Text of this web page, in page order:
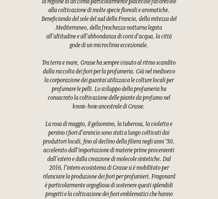
la regione di un clima particolarmente piacevole favorevole
alla coltivazione di molte specie floreali e aromatiche.
Beneficiando del sole del sud della Francia, della mitezza del
Mediterraneo, della freschezza notturna legata
all'altitudine e all'abbondanza di corsi d'acqua, la città
gode di un microclima eccezionale.
Tra terra e mare, Grasse ha sempre vissuto al ritmo scandito
dalla raccolta dei fiori per la profumeria. Già nel medioevo
la corporazione dei guantai utilizzava le colture locali per
profumare le pelli. Lo sviluppo della profumeria ha
consacrato la coltivazione delle piante da profumo nel
know-how ancestrale di Grasse.
La rosa di maggio, il gelsomino, la tuberosa, la violetta e
persino i fiori d'arancio sono stati a lungo coltivati dai
produttori locali, fino al declino della filiera negli anni '50,
accelerato dall'importazione di materie prime provenienti
dall'estero e dalla creazione di molecole sintetiche. Dal
2016, l'intero ecosistema di Grasse si è mobilitato per
rilanciare la produzione dei fiori per profumieri. Fragonard
è particolarmente orgogliosa di sostenere questi splendidi
progetti e la coltivazione dei fiori emblematici che hanno